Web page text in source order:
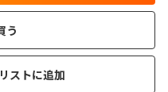
う
ストに追加